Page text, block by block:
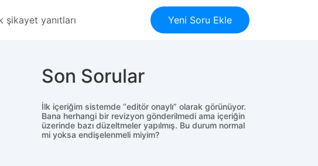
şikayet yanıtları Yeni Soru Ekle
Son Sorular
İlk içeriğim sistemde “editör onaylı” olarak görünüyor.
Bana herhangi bir revizyon gönderilmedi ama içeriğin
üzerinde bazı düzeltmeler yapılmış. Bu durum normal
mi yoksa endişelenmeli miyim?